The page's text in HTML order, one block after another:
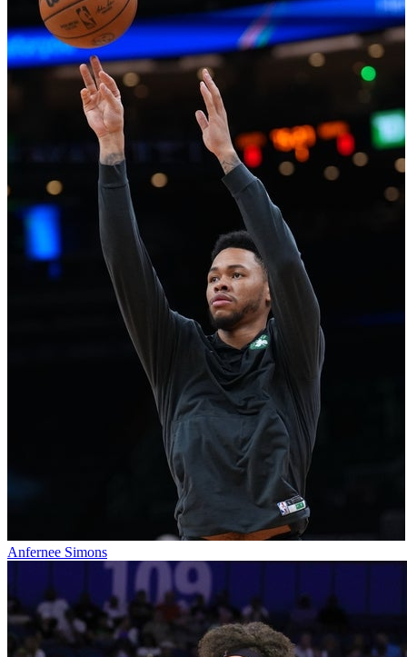
Anfernee Simons